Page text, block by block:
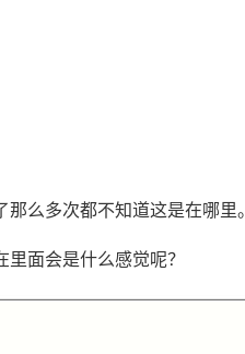
么多次都不知道这是在哪里。
面会是什么感觉呢？